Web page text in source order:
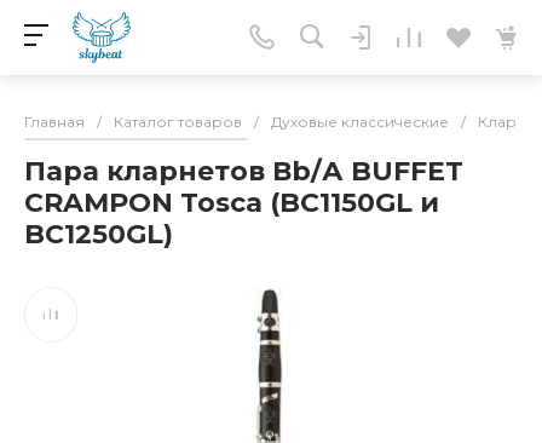
Главная / Каталог товаров / Духовые классические /
Пара кларнетов Вb/А BUFFET
CRAMPON Tosca (BC1150GL и
BC1250GL)